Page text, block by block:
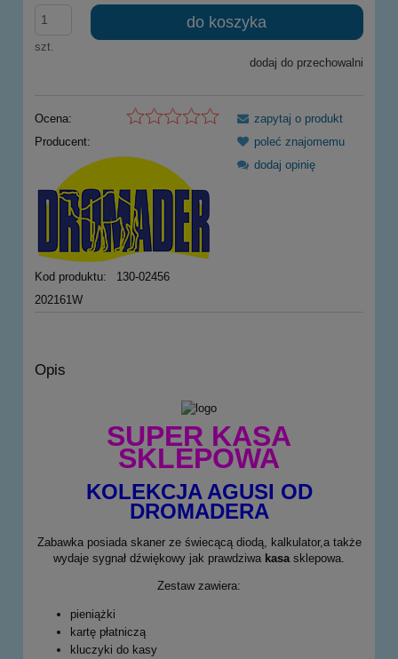
szt.
do koszyka
dodaj do przechowalni
Ocena:
Producent:
Kod produktu:
130-02456
202161W
zapytaj o produkt
poleć znajomemu
dodaj opinię
Opis
SUPER KASA
SKLEPOWA
KOLEKCJA AGUSI OD
DROMADERA
Zabawka posiada skaner ze świecącą diodą, kalkulator,a także
wydaje sygnał dźwiękowy jak prawdziwa kasa sklepowa.
Zestaw zawiera:
pieniążki
kartę płatniczą
kluczyki do kasy